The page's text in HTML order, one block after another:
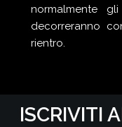
normalmente
decorreranno
rientro.
ISCRIVITI